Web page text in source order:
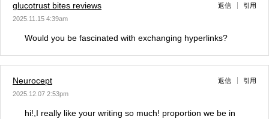
glucotrust bites reviews
2025.11.15 4:39am
返信 引用
Would you be fascinated with exchanging hyperlinks?
Neurocept
2025.12.07 2:53pm
返信 引用
hi!,I really like your writing so much! proportion we be in